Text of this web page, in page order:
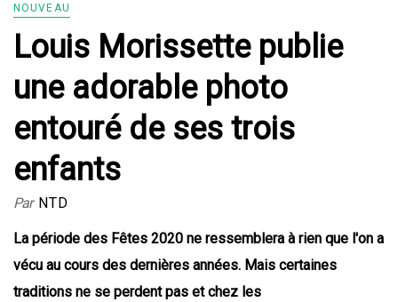
NOUVEAU
Louis Morissette publie
une adorable photo
entouré de ses trois
enfants
Par NTD
La période des Fêtes 2020 ne ressemblera à rien que l'on a
vécu au cours des dernières années. Mais certaines
traditions ne se perdent pas et chez les